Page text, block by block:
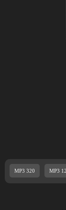
MP3 320 MP3